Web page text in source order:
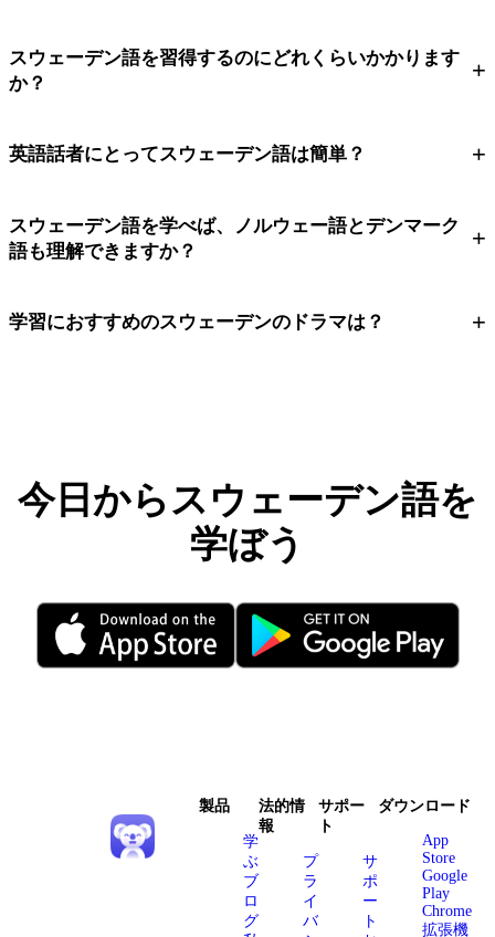
スウェーデン語を習得するのにどれくらいかかります
か？
+
英語話者にとってスウェーデン語は簡単？ +
スウェーデン語を学べば、ノルウェー語とデンマーク
語も理解できますか？
+
学習におすすめのスウェーデンのドラマは？ +
今日からスウェーデン語を
学ぼう
製品
学
ぶ
ブ
ロ
グ
法的情
報
プ
ラ
イ
バ
サポー
ト
サ
ポ
ー
ト
ダウンロード
App
Store
Google
Play
Chrome
拡張機